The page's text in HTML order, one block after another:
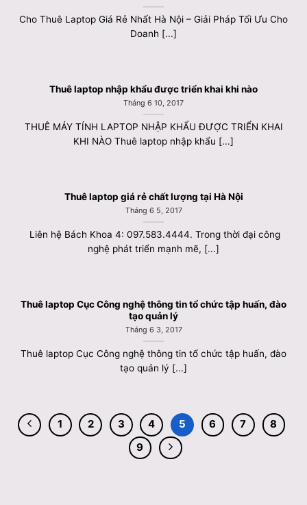
Cho Thuê Laptop Giá Rẻ Nhất Hà Nội – Giải Pháp Tối Ưu Cho
Doanh [...]
Thuê laptop nhập khẩu được triển khai khi nào
Tháng 6 10, 2017
THUÊ MÁY TÍNH LAPTOP NHẬP KHẨU ĐƯỢC TRIỂN KHAI
KHI NÀO Thuê laptop nhập khẩu [...]
Thuê laptop giá rẻ chất lượng tại Hà Nội
Tháng 6 5, 2017
Liên hệ Bách Khoa 4: 097.583.4444. Trong thời đại công
nghệ phát triển mạnh mẽ, [...]
Thuê laptop Cục Công nghệ thông tin tổ chức tập huấn, đào
tạo quản lý
Tháng 6 3, 2017
Thuê laptop Cục Công nghệ thông tin tổ chức tập huấn, đào
tạo quản lý [...]
1 2 3 4 5 6 7
8
9